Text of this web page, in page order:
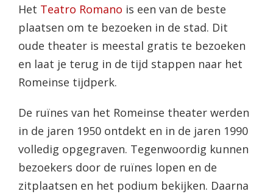
Het Teatro Romano is een van de beste
plaatsen om te bezoeken in de stad. Dit
oude theater is meestal gratis te bezoeken
en laat je terug in de tijd stappen naar het
Romeinse tijdperk.
De ruïnes van het Romeinse theater werden
in de jaren 1950 ontdekt en in de jaren 1990
volledig opgegraven. Tegenwoordig kunnen
bezoekers door de ruïnes lopen en de
zitplaatsen en het podium bekijken. Daarna